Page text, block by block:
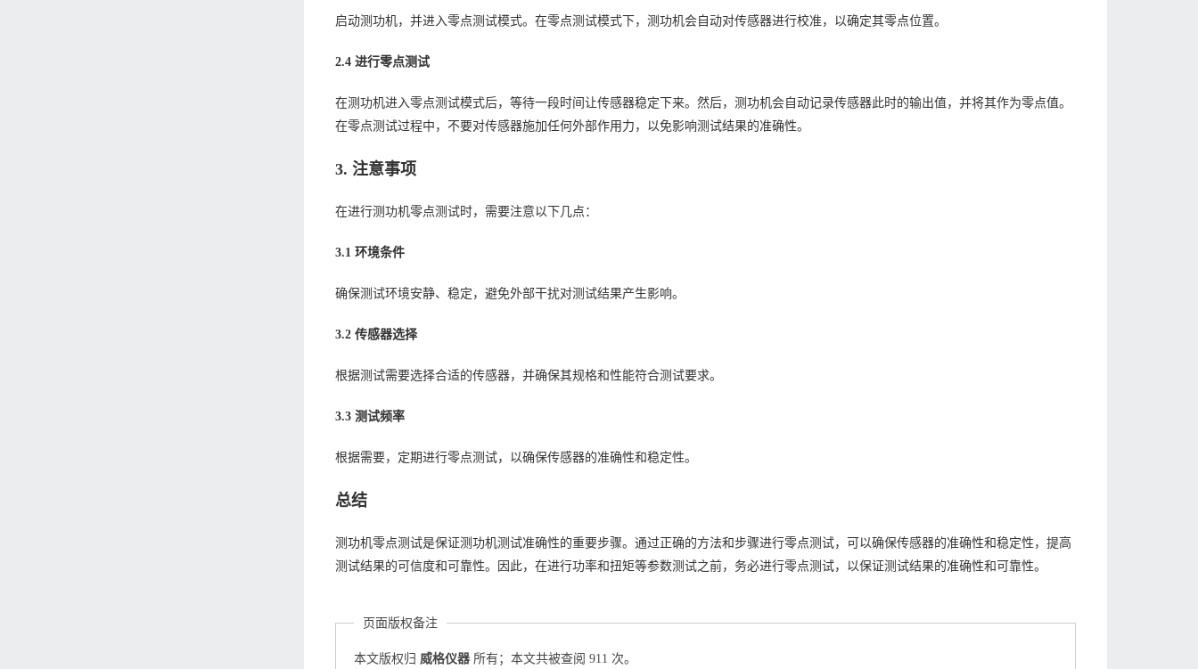
启动测功机，并进入零点测试模式。在零点测试模式下，测功机会自动对传感器进行校准，以确定其零点位置。
2.4 进行零点测试
在测功机进入零点测试模式后，等待一段时间让传感器稳定下来。然后，测功机会自动记录传感器此时的输出值，并将其作为零点值。
在零点测试过程中，不要对传感器施加任何外部作用力，以免影响测试结果的准确性。
3. 注意事项
在进行测功机零点测试时，需要注意以下几点：
3.1 环境条件
确保测试环境安静、稳定，避免外部干扰对测试结果产生影响。
3.2 传感器选择
根据测试需要选择合适的传感器，并确保其规格和性能符合测试要求。
3.3 测试频率
根据需要，定期进行零点测试，以确保传感器的准确性和稳定性。
总结
测功机零点测试是保证测功机测试准确性的重要步骤。通过正确的方法和步骤进行零点测试，可以确保传感器的准确性和稳定性，提高
测试结果的可信度和可靠性。因此，在进行功率和扭矩等参数测试之前，务必进行零点测试，以保证测试结果的准确性和可靠性。
页面版权备注
本文版权归 威格仪器 所有；本文共被查阅 911 次。